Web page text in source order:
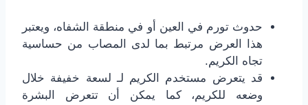
حدوث تورم في العين أو في منطقة الشفاه، ويعتبر
هذا العرض مرتبط بما لدى المصاب من حساسية
تجاه الكريم.
قد يتعرض مستخدم الكريم لـ لسعة خفيفة خلال
وضعه للكريم، كما يمكن أن تتعرض البشرة